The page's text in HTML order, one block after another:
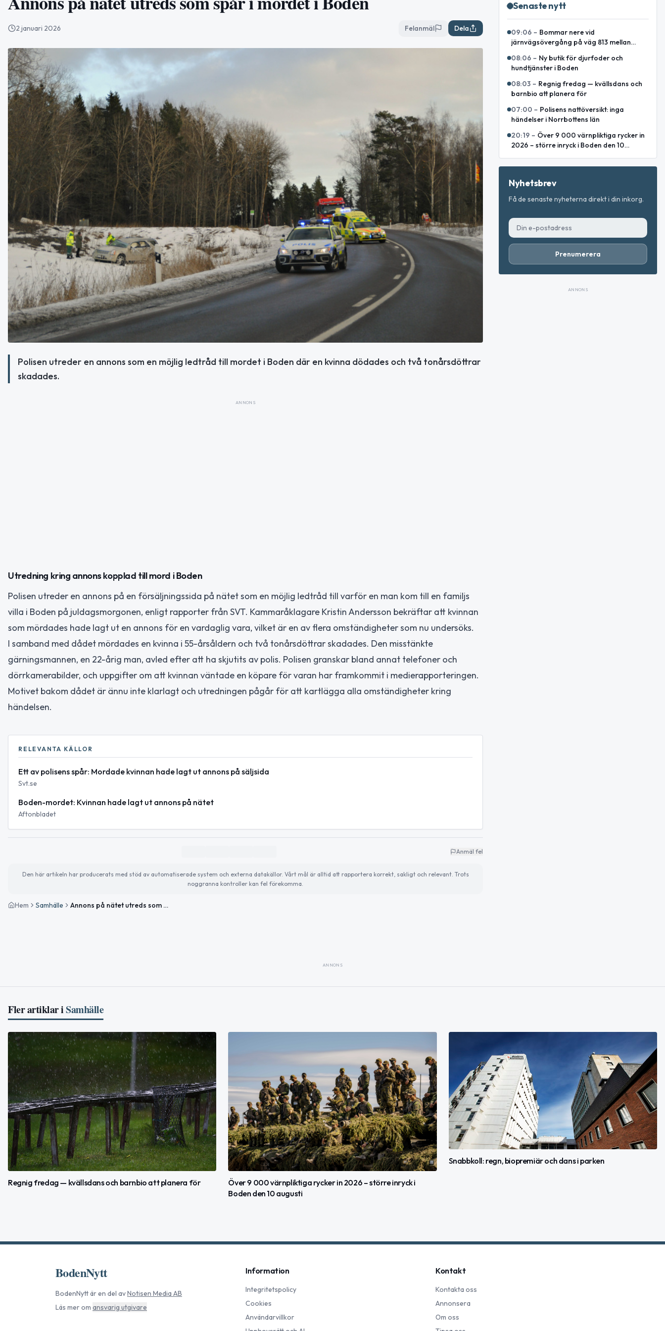
2 januari 2026 Felanmäl Dela
Polisen utreder en annons som en möjlig ledtråd till mordet i Boden där en kvinna dödades och två tonårsdöttrar
skadades.
ANNONS
Utredning kring annons kopplad till mord i Boden
Polisen utreder en annons på en försäljningssida på nätet som en möjlig ledtråd till varför en man kom till en familjs
villa i Boden på juldagsmorgonen, enligt rapporter från SVT. Kammaråklagare Kristin Andersson bekräftar att kvinnan
som mördades hade lagt ut en annons för en vardaglig vara, vilket är en av flera omständigheter som nu undersöks.
I samband med dådet mördades en kvinna i 55-årsåldern och två tonårsdöttrar skadades. Den misstänkte
gärningsmannen, en 22-årig man, avled efter att ha skjutits av polis. Polisen granskar bland annat telefoner och
dörrkamerabilder, och uppgifter om att kvinnan väntade en köpare för varan har framkommit i medierapporteringen.
Motivet bakom dådet är ännu inte klarlagt och utredningen pågår för att kartlägga alla omständigheter kring
händelsen.
RELEVANTA KÄLLOR
Ett av polisens spår: Mordade kvinnan hade lagt ut annons på säljsida
Svt.se
Boden-mordet: Kvinnan hade lagt ut annons på nätet
Aftonbladet
Anmäl fel
Den här artikeln har producerats med stöd av automatiserade system och externa datakällor. Vårt mål är alltid att rapportera korrekt, sakligt och relevant. Trots
noggranna kontroller kan fel förekomma.
Hem Samhälle Annons på nätet utreds som spår i mordet i Boden
Senaste nytt
09:06 – Bommar nere vid
järnvägsövergång på väg 813 mellan
08:06 – Ny butik för djurfoder och
hundtjänster i Boden
08:03 – Regnig fredag — kvällsdans och
barnbio att planera för
07:00 – Polisens nattöversikt: inga
händelser i Norrbottens län
20:19 – Över 9 000 värnpliktiga rycker in
2026 – större inryck i Boden den 10
Nyhetsbrev
Få de senaste nyheterna direkt i din inkorg.
Prenumerera
ANNONS
ANNONS
Fler artiklar iSamhälle
Regnig fredag — kvällsdans och barnbio att planera för
Över 9 000 värnpliktiga rycker in 2026 – större inryck i
Boden den 10 augusti
Snabbkoll: regn, biopremiär och dans i parken
BodenNytt
BodenNyttär en del avNotisen Media AB
Läs mer om ansvarig utgivare
Information
Integritetspolicy
Cookies
Användarvillkor
Kontakt
Kontakta oss
Annonsera
Om oss